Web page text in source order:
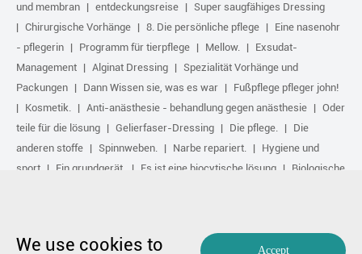
und membran
entdeckungsreise
Super saugfähiges Dressing
Chirurgische Vorhänge
8. Die persönliche pflege
Eine nasenohr
- pflegerin
Programm für tierpflege Mellow.
Exsudat-
Management
Alginat Dressing
Spezialität Vorhänge und
Packungen
Dann Wissen sie, was es war
Fußpflege pfleger john!
Kosmetik.
Anti-anästhesie - behandlung gegen anästhesie
Oder
teile für die lösung
Gelierfaser-Dressing Die pflege.
Die
anderen stoffe
Spinnweben. Narbe repariert.
Hygiene und
sport
Ein grundgerät. Es ist eine biocytische lösung
Biologische
Irgendwo angemeldet: die gewinner des unternehmens medical aircraft
1991-2023.
We use cookies to Accept